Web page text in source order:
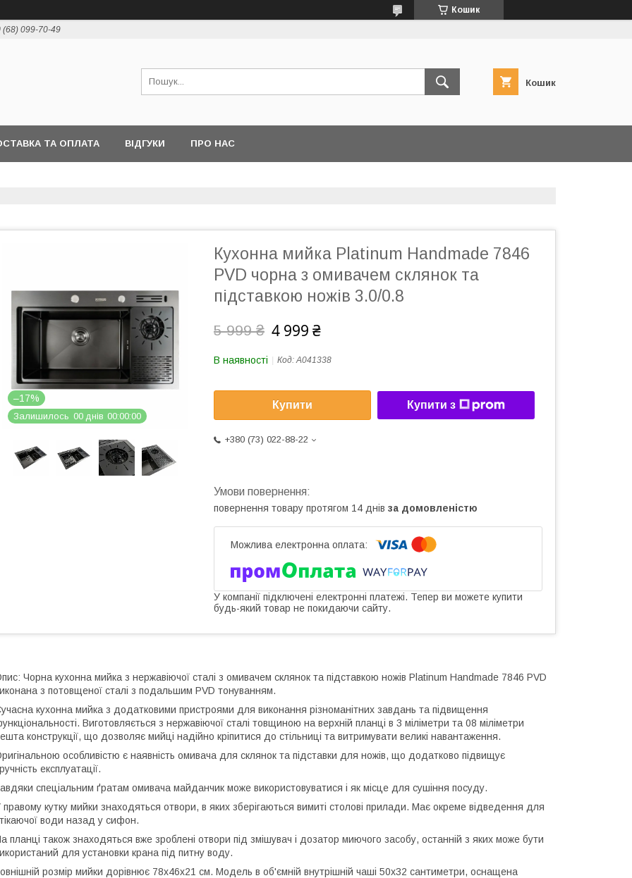
Кошик
(68) 099-70-49
Кошик
ТА ОПЛАТА ВІДГУКИ ПРО НАС
–17%
Залишилось 00 днів 00 00 00
Кухонна мийка Platinum Handmade 7846
PVD чорна з омивачем склянок та
підставкою ножів 3.0/0.8
5 999 ₴ 4 999 ₴
В наявності Код:A041338
Купити Купити з
+380 (73) 022-88-22
повернення товару протягом 14 днів за домовленістю
У компанії підключені електронні платежі. Тепер ви можете купити
будь-який товар не покидаючи сайту.
Чорна кухонна мийка з нержавіючої сталі з омивачем склянок та підставкою ножів Platinum Handmade 7846 PVD
з потовщеної сталі з подальшим PVD тонуванням.
кухонна мийка з додатковими пристроями для виконання різноманітних завдань та підвищення
Виготовляється з нержавіючої сталі товщиною на верхній планці в 3 міліметри та 08 міліметри
конструкції, що дозволяє мийці надійно кріпитися до стільниці та витримувати великі навантаження.
особливістю є наявність омивача для склянок та підставки для ножів, що додатково підвищує
експлуатації.
спеціальним ґратам омивача майданчик може використовуватися і як місце для сушіння посуду.
правому кутку мийки знаходяться отвори, в яких зберігаються вимиті столові прилади. Має окреме відведення для
води назад у сифон.
планці також знаходяться вже зроблені отвори під змішувач і дозатор миючого засобу, останній з яких може бути
для установки крана під питну воду.
розмір мийки дорівнює 78х46х21 см. Модель в об'ємній внутрішній чаші 50х32 сантиметри, оснащена